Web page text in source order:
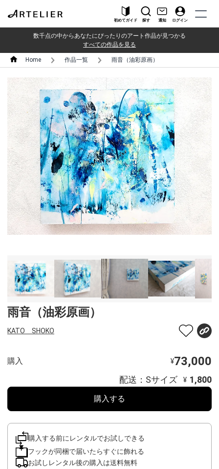
初めてガイド 探す 通知 ログイン
数千点の中からあなたにぴったりのアート作品が見つかる
すべての作品を見る
Home 作品一覧 雨音（油彩原画）
雨音（油彩原画）
KATO SHOKO
購入 ¥73,000
配送：Sサイズ ¥ 1,800
購入する
購入する前にレンタルでお試しできる
フックが同梱で届いたらすぐに飾れる
お試しレンタル後の購入は送料無料